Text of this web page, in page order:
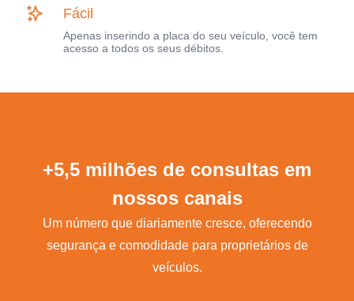
Fácil
Apenas inserindo a placa do seu veículo, você tem
acesso a todos os seus débitos.
+5,5 milhões de consultas em
nossos canais
Um número que diariamente cresce, oferecendo
segurança e comodidade para proprietários de
veículos.